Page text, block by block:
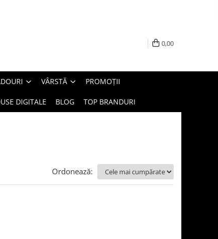
0,00
VÂRSTĂ PROMOȚII
DIGITALE BLOG TOP BRANDURI
Ordonează: